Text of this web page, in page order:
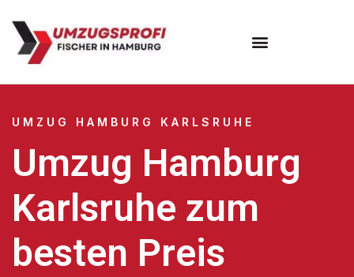
UMZUG HAMBURG KARLSRUHE
Umzug Hamburg
Karlsruhe zum
besten Preis